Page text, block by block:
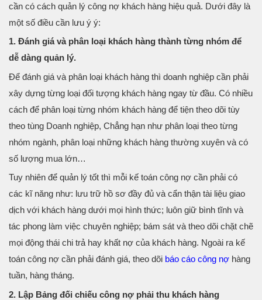
cần có cách quản lý công nợ khách hàng hiệu quả. Dưới đây là
một số điều cần lưu ý ý:
1. Đánh giá và phân loại khách hàng thành từng nhóm để
dễ dàng quản lý.
Để đánh giá và phân loại khách hàng thì doanh nghiệp cần phải
xây dựng từng loại đối tượng khách hàng ngay từ đầu. Có nhiều
cách để phân loại từng nhóm khách hàng để tiện theo dõi tùy
theo tùng Doanh nghiệp, Chẳng hạn như phân loại theo từng
nhóm ngành, phân loại những khách hàng thường xuyên và có
số lượng mua lớn…
Tuy nhiên để quản lý tốt thì mỗi kế toán công nợ cần phải có
các kĩ năng như: lưu trữ hồ sơ đầy đủ và cẩn thận tài liệu giao
dịch với khách hàng dưới mọi hình thức; luôn giữ bình tĩnh và
tác phong làm việc chuyên nghiệp; bám sát và theo dõi chặt chẽ
mọi động thái chi trả hay khất nợ của khách hàng. Ngoài ra kế
toán công nợ cần phải đánh giá, theo dõi báo cáo công nợ hàng
tuần, hàng tháng.
2. Lập Bảng đối chiếu công nợ phải thu khách hàng